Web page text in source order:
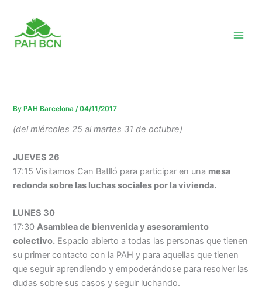
content
By PAH Barcelona/04/11/2017
(del miércoles 25 al martes 31 de octubre)
JUEVES 26
17:15 Visitamos Can Batlló para participar en una mesa
redonda sobre las luchas sociales por la vivienda.
LUNES 30
17:30Asamblea de bienvenida y asesoramiento
colectivo. Espacio abierto a todas las personas que tienen
su primer contacto con la PAH y para aquellas que tienen
que seguir aprendiendo y empoderándose para resolver las
dudas sobre sus casos y seguir luchando.